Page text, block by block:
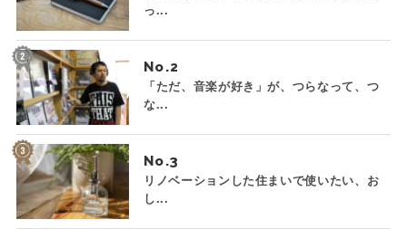
っ...
No.
「ただ、音楽が好き」が、つらなって、つ
な...
No.
リノベーションした住まいで使いたい、お
し...